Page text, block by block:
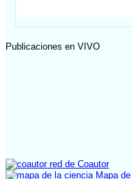
Publicaciones en VIVO
red de Coautor
Mapa de